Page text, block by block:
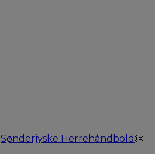
Sønderjyske Herrehåndbold 👏